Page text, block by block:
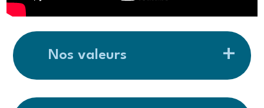
Nos valeurs